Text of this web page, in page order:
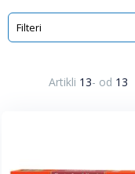
Filteri
Artikli 13- od 13